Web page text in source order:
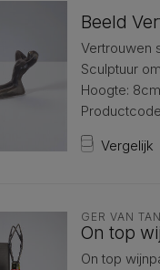
Beeld
Vertrouwen
Sculptuur
Hoogte:
Vergelijk
GER VAN
On top
On top